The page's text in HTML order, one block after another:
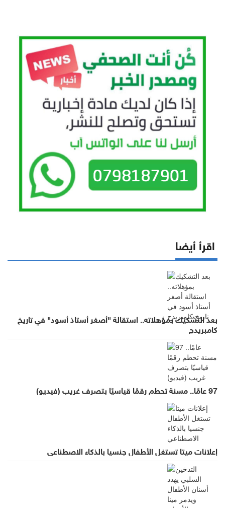
اقرأ أيضا
بعد التشكيك بمؤهلاته.. استقالة "أصغر أستاذ أسود" في تاريخ
كامبريدج
97 عامًا.. مسنة تحطم رقمًا قياسيًا بتصرف غريب (فيديو)
إعلانات ميتا تستغل الأطفال جنسيا بالذكاء الاصطناعي